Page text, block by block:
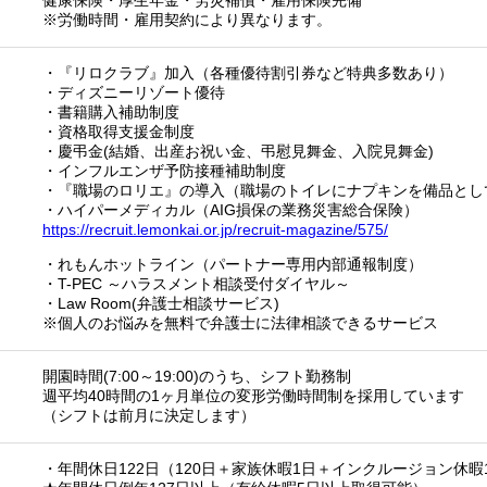
※労働時間・雇用契約により異なります。
・『リロクラブ』加入（各種優待割引券など特典多数あり）
・ディズニーリゾート優待
・書籍購入補助制度
・資格取得支援金制度
・慶弔金(結婚、出産お祝い金、弔慰見舞金、入院見舞金)
・インフルエンザ予防接種補助制度
・『職場のロリエ』の導入（職場のトイレにナプキンを備品とし
・ハイパーメディカル（AIG損保の業務災害総合保険）
https://recruit.lemonkai.or.jp/recruit-magazine/575/
・れもんホットライン（パートナー専用内部通報制度）
・T-PEC ～ハラスメント相談受付ダイヤル～
・Law Room(弁護士相談サービス)
※個人のお悩みを無料で弁護士に法律相談できるサービス
開園時間(7:00～19:00)のうち、シフト勤務制
週平均40時間の1ヶ月単位の変形労働時間制を採用しています
（シフトは前月に決定します）
・年間休日122日（120日＋家族休暇1日＋インクルージョン休暇